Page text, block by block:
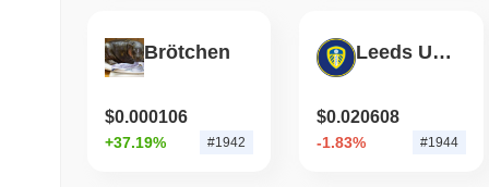
Brötchen
$0.000106
+37.19% #1942
Leeds United FAN TOKEN
$0.020608
-1.83% #1944